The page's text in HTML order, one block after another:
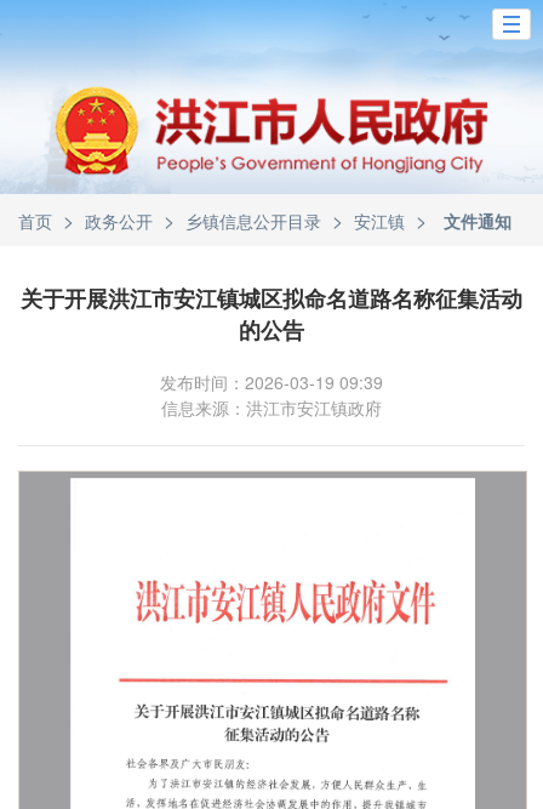
首页 > 政务公开 > 乡镇信息公开目录 > 安江镇 > 文件通知
关于开展洪江市安江镇城区拟命名道路名称征集活动
的公告
发布时间：2026-03-19 09:39
信息来源：洪江市安江镇政府